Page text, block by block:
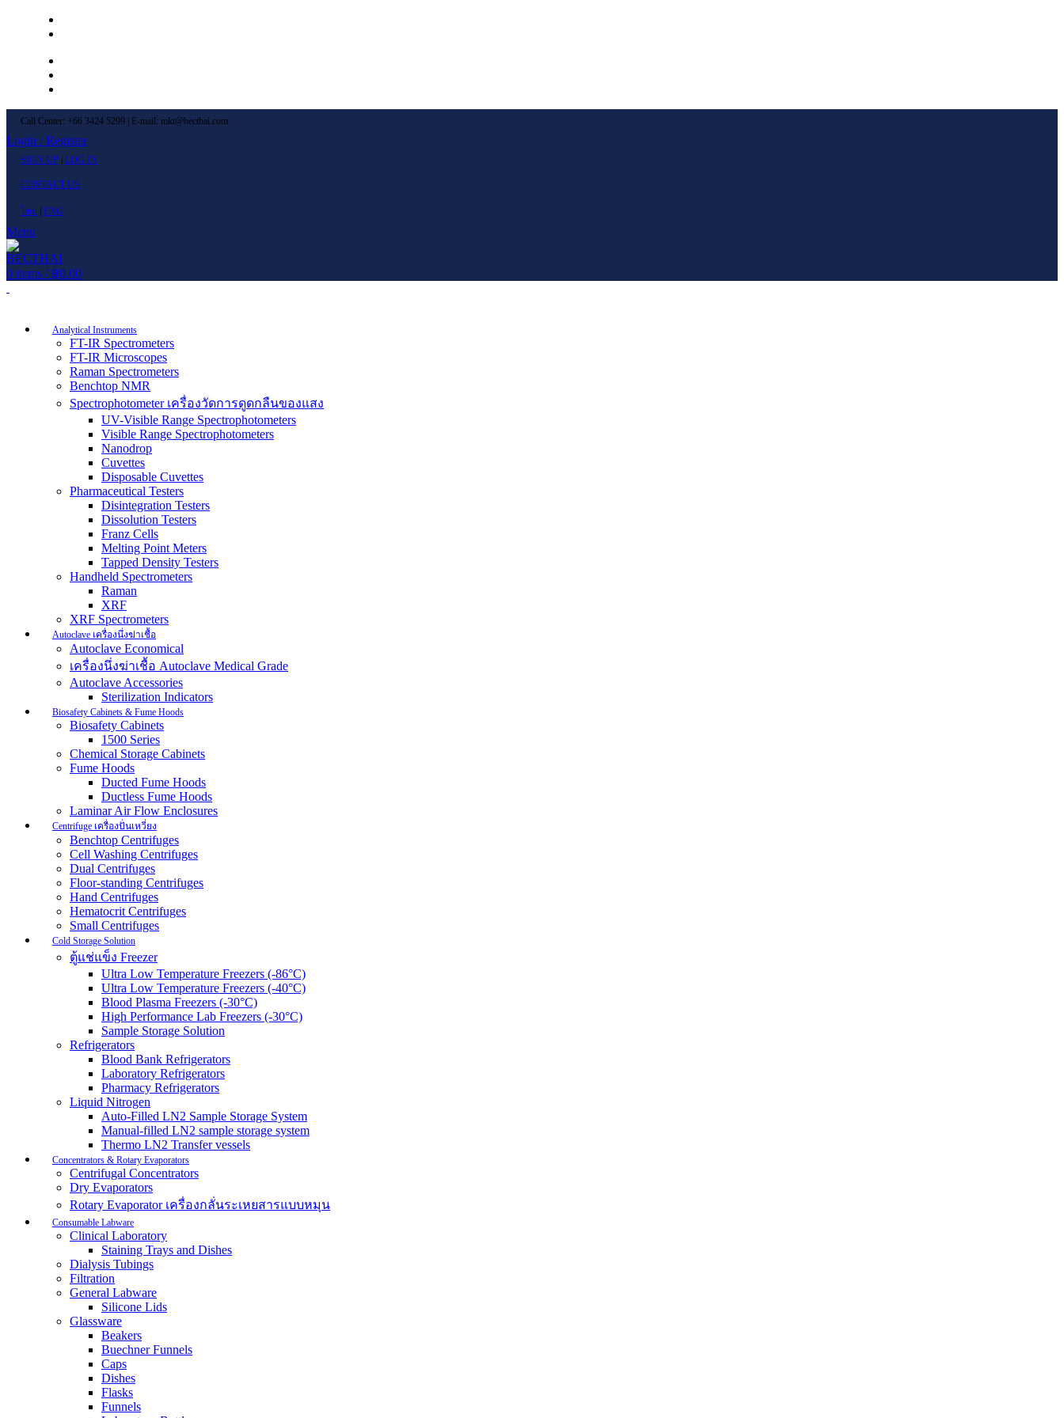
Call Center: +66 3424 5299 | E-mail: mkt@becthai.com
Login / Register
SIGN UP LOG IN
CONTACT US
ไทย ENG
Menu
0 items / ฿0.00
Analytical Instruments
FT-IR Spectrometers
FT-IR Microscopes
Raman Spectrometers
Benchtop NMR
Spectrophotometer เครื่องวัดการดูดกลืนของแสง
UV-Visible Range Spectrophotometers
Visible Range Spectrophotometers
Nanodrop
Cuvettes
Disposable Cuvettes
Pharmaceutical Testers
Disintegration Testers
Dissolution Testers
Franz Cells
Melting Point Meters
Tapped Density Testers
Handheld Spectrometers
Raman
XRF
XRF Spectrometers
Autoclave เครื่องนึ่งฆ่าเชื้อ
Autoclave Economical
เครื่องนึ่งฆ่าเชื้อ Autoclave Medical Grade
Autoclave Accessories
Sterilization Indicators
Biosafety Cabinets & Fume Hoods
Biosafety Cabinets
1500 Series
Chemical Storage Cabinets
Fume Hoods
Ducted Fume Hoods
Ductless Fume Hoods
Laminar Air Flow Enclosures
Centrifuge เครื่องปั่นเหวี่ยง
Benchtop Centrifuges
Cell Washing Centrifuges
Dual Centrifuges
Floor-standing Centrifuges
Hand Centrifuges
Hematocrit Centrifuges
Small Centrifuges
Cold Storage Solution
ตู้แช่แข็ง Freezer
Ultra Low Temperature Freezers (-86°C)
Ultra Low Temperature Freezers (-40°C)
Blood Plasma Freezers (-30°C)
High Performance Lab Freezers (-30°C)
Sample Storage Solution
Refrigerators
Blood Bank Refrigerators
Laboratory Refrigerators
Pharmacy Refrigerators
Liquid Nitrogen
Auto-Filled LN2 Sample Storage System
Manual-filled LN2 sample storage system
Thermo LN2 Transfer vessels
Concentrators & Rotary Evaporators
Centrifugal Concentrators
Dry Evaporators
Rotary Evaporator เครื่องกลั่นระเหยสารแบบหมุน
Consumable Labware
Clinical Laboratory
Staining Trays and Dishes
Dialysis Tubings
Filtration
General Labware
Silicone Lids
Glassware
Beakers
Buechner Funnels
Caps
Dishes
Flasks
Funnels